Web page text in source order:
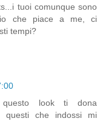
tuoi comunque sono
che piace a me, ci
tempi?
questo look ti dona
che indossi mi